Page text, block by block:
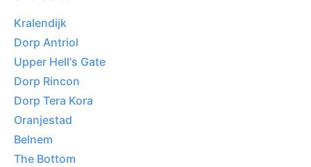
Kralendijk
Dorp Antriol
Upper Hell's Gate
Dorp Rincon
Dorp Tera Kora
Oranjestad
Belnem
The Bottom